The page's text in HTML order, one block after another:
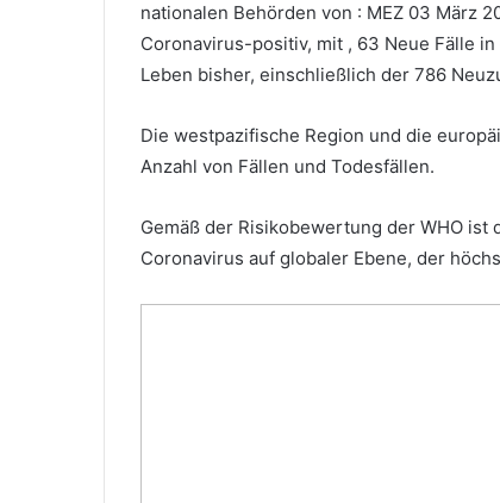
nationalen Behörden von : MEZ 03 März
Coronavirus-positiv, mit , 63 Neue Fälle
Leben bisher, einschließlich der 786
Die westpazifische Region und die
Anzahl von Fällen und Todesfällen.
Gemäß der Risikobewertung der WHO
Coronavirus auf globaler Ebene, der